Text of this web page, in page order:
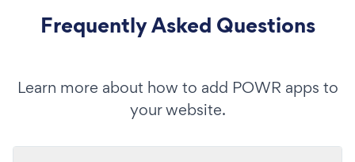
Frequently Asked Questions
Learn more about how to add POWR apps to
your website.